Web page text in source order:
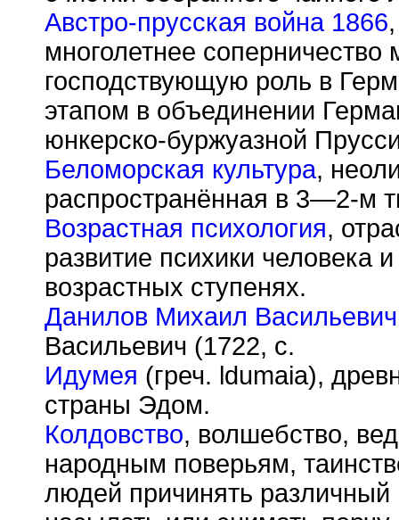
Австро-прусская война 1866
многолетнее
господствующую роль в
этапом в объединении
юнкерско-буржуазной
Беломорская культура,
распространённая в 3—2-м
Возрастная психология,
развитие психики человека
возрастных ступенях.
Данилов Михаил Васильевич
Васильевич (1722, с.
Идумея (греч. ldumaia),
страны Эдом.
Колдовство, волшебство,
народным поверьям,
людей причинять различный